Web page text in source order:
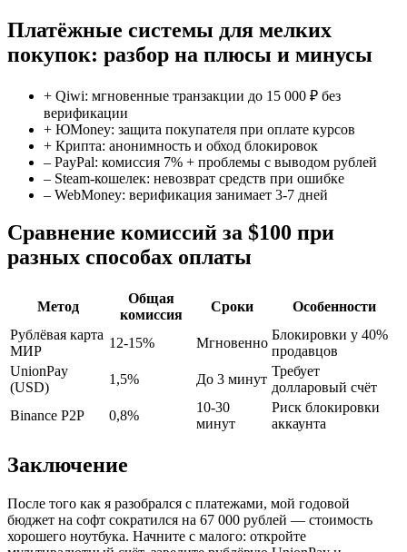
Платёжные системы для мелких
покупок: разбор на плюсы и минусы
+ Qiwi: мгновенные транзакции до 15 000 ₽ без
верификации
+ ЮMoney: защита покупателя при оплате курсов
+ Крипта: анонимность и обход блокировок
– PayPal: комиссия 7% + проблемы с выводом рублей
– Steam-кошелек: невозврат средств при ошибке
– WebMoney: верификация занимает 3-7 дней
Сравнение комиссий за $100 при
разных способах оплаты
Метод
Общая
комиссия
Сроки
Особенности
Рублёвая карта
МИР
12-15% Мгновенно
Блокировки у 40%
продавцов
UnionPay
(USD)
1,5% До 3 минут
Требует
долларовый счёт
Binance P2P
0,8%
10-30
минут
Риск блокировки
аккаунта
Заключение
После того как я разобрался с платежами, мой годовой
бюджет на софт сократился на 67 000 рублей — стоимость
хорошего ноутбука. Начните с малого: откройте